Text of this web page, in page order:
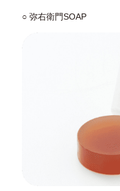
○ 弥右衛門SOAP